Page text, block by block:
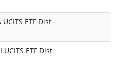
ETF Dist
ETF Dist